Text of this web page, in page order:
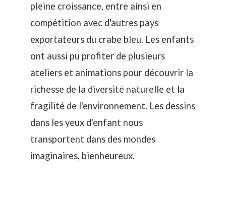
pleine croissance, entre ainsi en
compétition avec d'autres pays
exportateurs du crabe bleu. Les enfants
ont aussi pu profiter de plusieurs
ateliers et animations pour découvrir la
richesse de la diversité naturelle et la
fragilité de l'environnement. Les dessins
dans les yeux d'enfant nous
transportent dans des mondes
imaginaires, bienheureux.